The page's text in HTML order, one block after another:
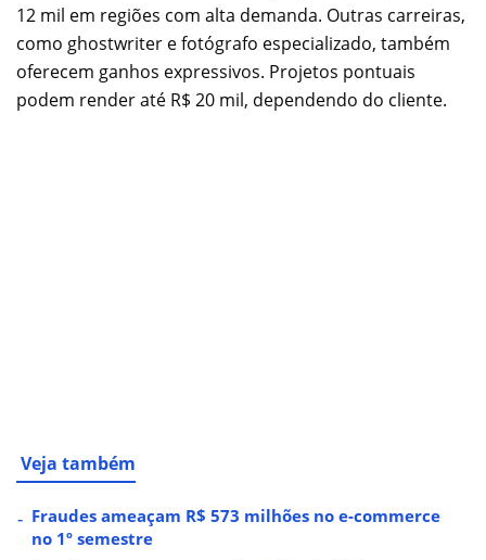
12 mil em regiões com alta demanda. Outras carreiras,
como ghostwriter e fotógrafo especializado, também
oferecem ganhos expressivos. Projetos pontuais
podem render até R$ 20 mil, dependendo do cliente.
Veja também
Fraudes ameaçam R$ 573 milhões no e-commerce
no 1º semestre